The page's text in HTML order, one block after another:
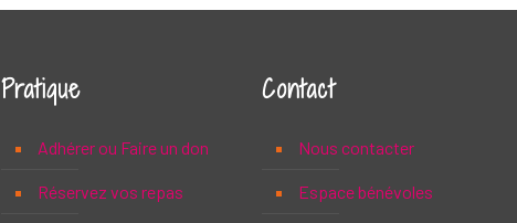
Pratique
Adhérer ou Faire un don
Réservez vos repas
Contact
Nous contacter
Espace bénévoles